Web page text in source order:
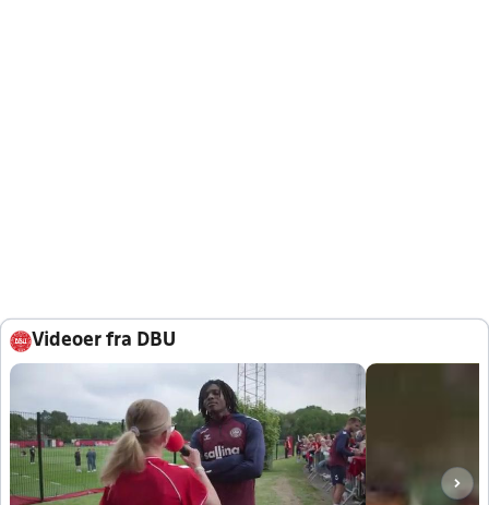
Videoer fra DBU